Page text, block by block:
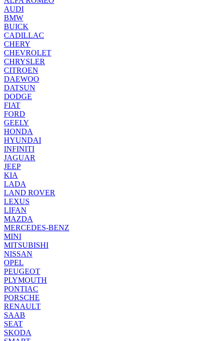
AUDI
BMW
BUICK
CADILLAC
CHERY
CHEVROLET
CHRYSLER
CITROEN
DAEWOO
DATSUN
DODGE
FIAT
FORD
GEELY
HONDA
HYUNDAI
INFINITI
JAGUAR
JEEP
KIA
LADA
LAND ROVER
LEXUS
LIFAN
MAZDA
MERCEDES-BENZ
MINI
MITSUBISHI
NISSAN
OPEL
PEUGEOT
PLYMOUTH
PONTIAC
PORSCHE
RENAULT
SAAB
SEAT
SKODA